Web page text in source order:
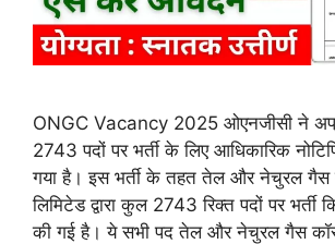
ONGC Vacancy 2025 ओएनजीसी ने
2743 पदों पर भर्ती के लिए आधिकारिक
गया है। इस भर्ती के तहत तेल और नेचुरल गैस
लिमिटेड द्वारा कुल 2743 रिक्त पदों पर भर्ती
की गई है। ये सभी पद तेल और नेचुरल गैस